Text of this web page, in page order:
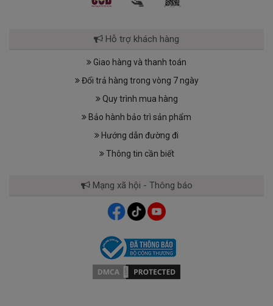
Hỗ trợ khách hàng
Giao hàng và thanh toán
Đổi trả hàng trong vòng 7 ngày
Quy trình mua hàng
Bảo hành bảo trì sản phẩm
Hướng dẫn đường đi
Thông tin cần biết
Mạng xã hội - Thông báo